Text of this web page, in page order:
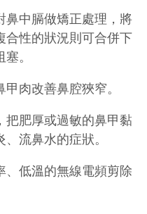
鼻中膈做矯正處理，將
合性的狀況則可合併下
。
肉改善鼻腔狹窄。
把肥厚或過敏的鼻甲黏
、流鼻水的症狀。
、低溫的無線電頻剪除